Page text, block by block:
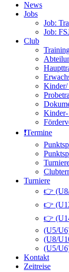
News
Jobs
Job:
Job:
Club
Kinder/
Kinder-
❗️Termine
Turniere
👉 (U8/
👉
👉
(U5/
(U8/
(U5/
Kontakt
Zeitreise